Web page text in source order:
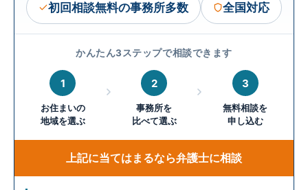
初回相談無料の事務所多数 全国対応
かんたん3ステップで相談できます
1
お住まいの
地域を選ぶ
2
事務所を
比べて選ぶ
3
無料相談を
申し込む
上記に当てはまるなら弁護士に相談